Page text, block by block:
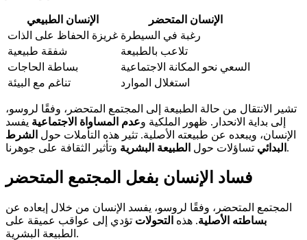
الإنسان الطبيعي
الإنسان المتحضر
غريزة الحفاظ على الذات رغبة في السيطرة
شفقة طبيعية
تلاعب بالطبيعة
بساطة الحاجات
السعي نحو المكانة الاجتماعية
تناغم مع البيئة
استغلال الموارد
تشير الانتقال من حالة الطبيعة إلى المجتمع المتحضر، وفقًا لروسو،
إلى بداية الانحدار. ظهور الملكية وعدم المساواة الاجتماعية يفسد
الإنسان، ويبعده عن طبيعته الأصلية. تثير هذه التأملات حول الشرط
البدائي تساؤلات حول الطبيعة البشرية وتأثير الثقافة على جوهرنا.
فساد الإنسان بفعل المجتمع المتحضر
المجتمع المتحضر، وفقًا لروسو، يفسد الإنسان من خلال إبعاده عن
بساطته الأصلية. هذه التحولات تؤدي إلى عواقب عميقة على
الطبيعة البشرية.